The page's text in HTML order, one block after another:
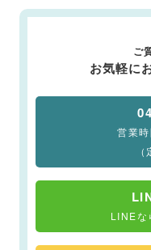
ご
お気軽に
営業
LINEな